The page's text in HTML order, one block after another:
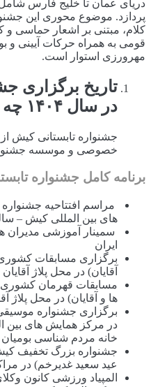
دریای عمان تا خلیج فارس
پردازد. موضوع محوری این
کلام، مبتنی بر اشعار حماسی و
قومی به همراه حرکات آیینی
مهرورزی استوار است.
تاریخ برگزاری
در سال ۱۴۰۴ چه زمانی است؟
خصوصی و موسسه
برنامه کامل جشنواره تابستانی
مراسم افتتاحیه
های بین المللی کیش –
سمینار آموزشی مدیران
ایران
برگزاری مسابقات کشوری
آقایان) در محل پلاژ آقایان
مسابقات قهرمان
ها و آقایان) در محل پلاژ
برگزاری جشنواره
در مرکز همایش های بین
خانه مردم شناسی
جشنواره بزرگ تخفیف
عید سعید غدیرخم) در
المپیاد ورزشی کانون